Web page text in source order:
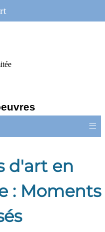
≡
d'art en
: Moments